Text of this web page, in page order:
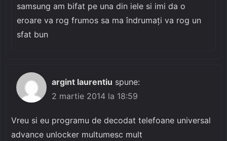
samsung am bifat pe una din iele si imi da o
eroare va rog frumos sa ma îndrumați va rog un
sfat bun
argint laurentiu spune:
2 martie 2014 la 18:59
Vreu si eu programu de decodat telefoane universal
advance unlocker multumesc mult